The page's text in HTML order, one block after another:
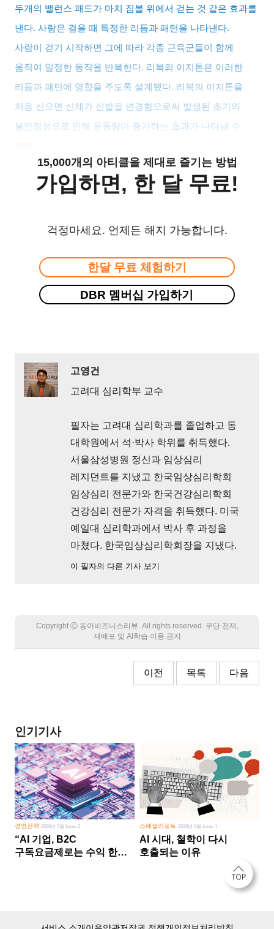
두개의 밸런스 패드가 마치 짐볼 위에서 걷는 것 같은 효과를
낸다.사람은 걸을 때 특정한 리듬과 패턴을 나타낸다.
사람이 걷기 시작하면 그에 따라 각종 근육군들이 함께
움직여 일정한 동작을 반복한다. 리복의 이지톤은 이러한
리듬과 패턴에 영향을 주도록 설계됐다. 리복의 이지톤을
처음 신으면 신체가 신발을 변경함으로써 발생된 초기의
불안정성으로 인해 운동량이 증가하는 효과가 나타날 수
15,000개의 아티클을 제대로 즐기는 방법
가입하면, 한 달 무료!
걱정마세요. 언제든 해지 가능합니다.
한달 무료 체험하기
DBR 멤버십 가입하기
고영건
고려대 심리학부 교수
필자는 고려대 심리학과를 졸업하고 동
대학원에서 석·박사 학위를 취득했다.
서울삼성병원 정신과 임상심리
레지던트를 지냈고 한국임상심리학회
임상심리 전문가와 한국건강심리학회
건강심리 전문가 자격을 취득했다. 미국
예일대 심리학과에서 박사 후 과정을
마쳤다. 한국임상심리학회장을 지냈다.
이 필자의 다른 기사 보기
Copyright Ⓒ 동아비즈니스리뷰. All rights reserved. 무단 전재,
재배포 및 AI학습 이용 금지
이전 목록 다음
인기기사
경영전략2026년 5월 Issue 2
“AI 기업, B2C
구독요금제로는 수익 한계
스페셜리포트 2026년 8월 Issue 1
AI 시대, 철학이 다시
호출되는 이유